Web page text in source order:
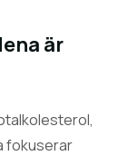
är
fokuserar